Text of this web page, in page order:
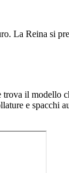
La Reina si
il modello
e spacchi